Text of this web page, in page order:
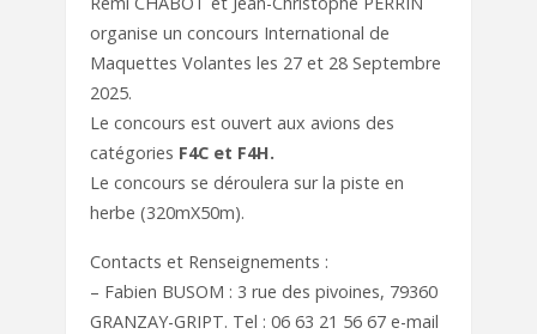
organise un concours International de
Maquettes Volantes les 27 et 28 Septembre
2025.
Le concours est ouvert aux avions des
catégories F4C et F4H.
Le concours se déroulera sur la piste en
herbe (320mX50m).
Contacts et Renseignements :
– Fabien BUSOM : 3 rue des pivoines, 79360
GRANZAY-GRIPT. Tel : 06 63 21 56 67 e-mail